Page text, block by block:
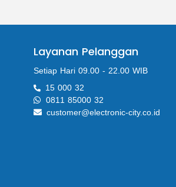
Layanan Pelanggan
Setiap Hari 09.00 - 22.00 WIB
15 000 32
0811 85000 32
customer@electronic-city.co.id